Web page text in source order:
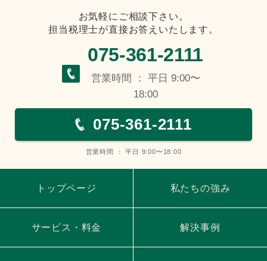
お気軽にご相談下さい。
担当税理士が直接お答えいたします。
075-361-2111
営業時間 ： 平日 9:00〜
18:00
075-361-2111
営業時間 ： 平日 9:00〜18:00
トップページ 私たちの強み
サービス・料金 解決事例